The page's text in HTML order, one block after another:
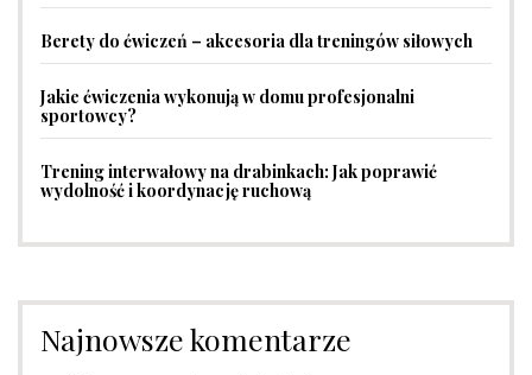
Berety do ćwiczeń – akcesoria dla treningów siłowych
Jakie ćwiczenia wykonują w domu profesjonalni
sportowcy?
Trening interwałowy na drabinkach: Jak poprawić
wydolność i koordynację ruchową
Najnowsze komentarze